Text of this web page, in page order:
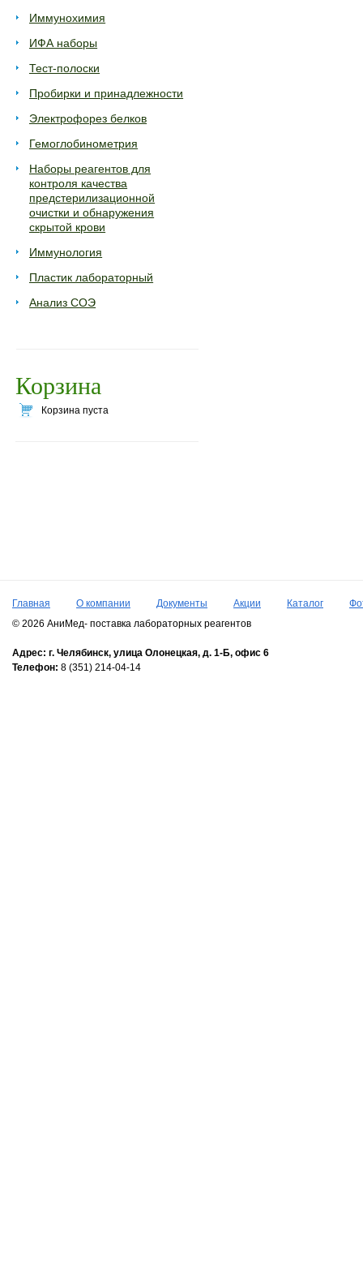
Иммунохимия
ИФА наборы
Тест-полоски
Пробирки и принадлежности
Электрофорез белков
Гемоглобинометрия
Наборы реагентов для
контроля качества
предстерилизационной
очистки и обнаружения
скрытой крови
Иммунология
Пластик лабораторный
Анализ СОЭ
Корзина
Корзина пуста
Главная О компании Документы Акции Каталог
© 2026 АниМед- поставка лабораторных реагентов
Адрес: г. Челябинск, улица Олонецкая, д. 1-Б, офис 6
Телефон: 8 (351) 214-04-14